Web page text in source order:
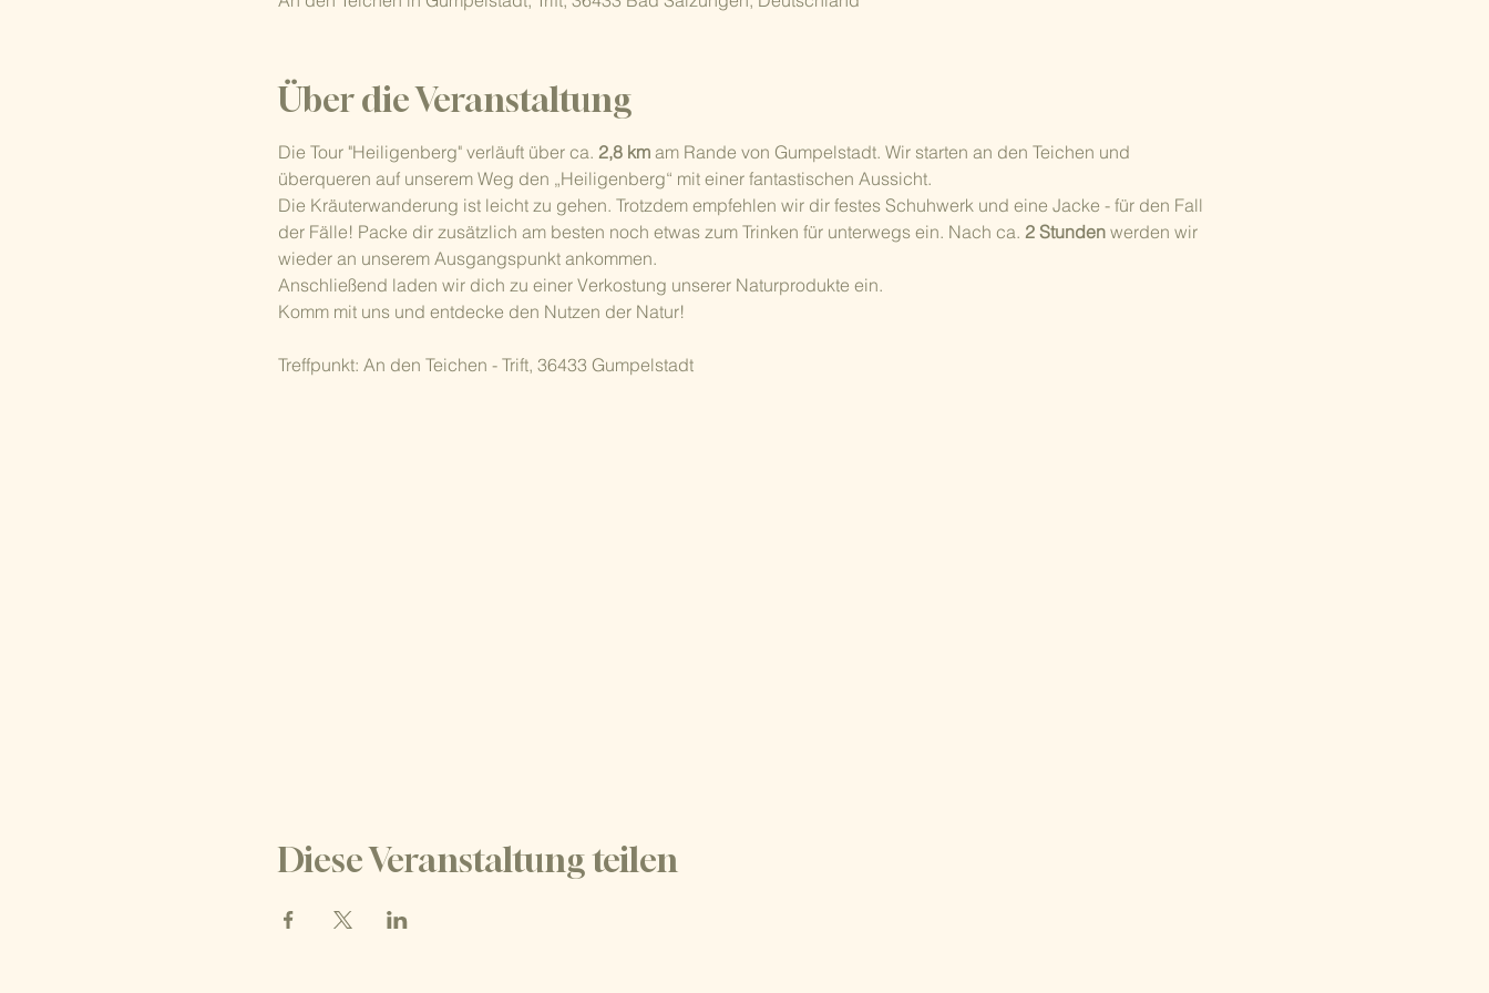
Über die Veranstaltung
Die Tour "Heiligenberg" verläuft über ca. 2,8 km am Rande von Gumpelstadt. Wir starten an den Teichen und
überqueren auf unserem Weg den „Heiligenberg“ mit einer fantastischen Aussicht.
Die Kräuterwanderung ist leicht zu gehen. Trotzdem empfehlen wir dir festes Schuhwerk und eine Jacke - für den Fall
der Fälle! Packe dir zusätzlich am besten noch etwas zum Trinken für unterwegs ein. Nach ca. 2 Stunden werden wir
wieder an unserem Ausgangspunkt ankommen.
Anschließend laden wir dich zu einer Verkostung unserer Naturprodukte ein.
Komm mit uns und entdecke den Nutzen der Natur!
Treffpunkt: An den Teichen - Trift, 36433 Gumpelstadt
Diese Veranstaltung teilen